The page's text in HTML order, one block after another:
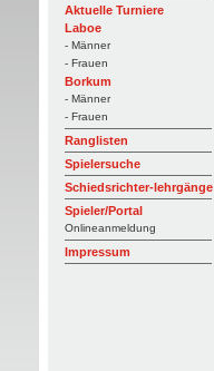
Aktuelle Turniere
Laboe
- Männer
- Frauen
Borkum
- Männer
- Frauen
Ranglisten
Spielersuche
Schiedsrichter-lehrgänge
Spieler/Portal
Onlineanmeldung
Impressum